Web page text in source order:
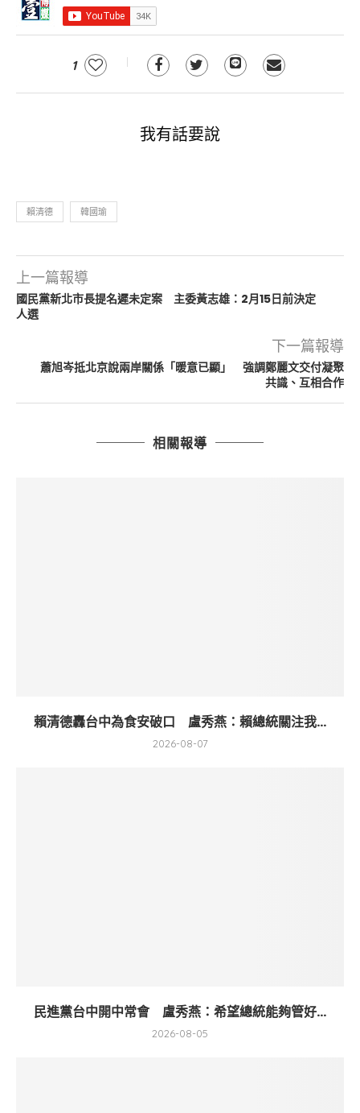
1
我有話要說
賴清德 韓國瑜
上一篇報導
國民黨新北市長提名遲未定案 主委黃志雄：2月15日前決定
人選
下一篇報導
蕭旭岑抵北京說兩岸關係「暖意已顯」 強調鄭麗文交付凝聚
共識、互相合作
相關報導
賴清德轟台中為食安破口 盧秀燕：賴總統關注我...
2026-08-07
民進黨台中開中常會 盧秀燕：希望總統能夠管好...
2026-08-05